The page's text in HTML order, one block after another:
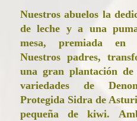
Nuestros abuelos la
de leche y a una
mesa, premiada en
Nuestros padres,
una gran plantación
variedades de
Protegida Sidra de
pequeña de kiwi.